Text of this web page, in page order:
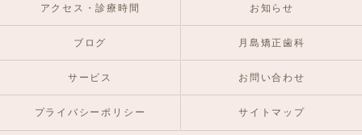
アクセス・診療時間 お知らせ
ブログ 月島矯正歯科
サービス お問い合わせ
プライバシーポリシー サイトマップ